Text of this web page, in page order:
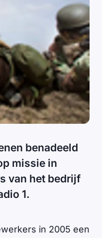
benadeeld
missie in
van het bedrijf
1.
in 2005 een